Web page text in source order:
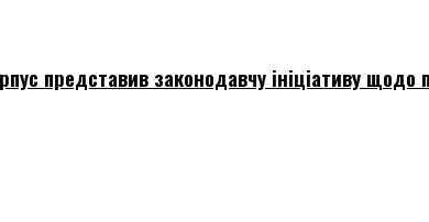
представив законодавчу ініціативу